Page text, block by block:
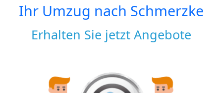
Ihr Umzug nach Schmerzke
Erhalten Sie jetzt Angebote